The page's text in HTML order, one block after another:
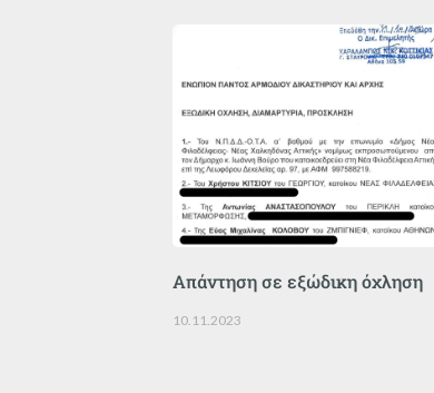
Απάντηση σε εξώδικη όχληση
10.11.2023